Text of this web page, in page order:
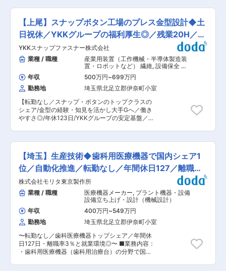
あり、現在、物流業界では【3PL】と呼ばれる、
お客様の物流部門を丸ごと請け負うサービスが主
流となっていますが、私たちは物流を単なる「コ
スト」ではなく「価値」として捉え、全方位の物
流ノウハウを駆使して最適な物流を実現します。
■当社の特徴 ・全国ネットワーク：物流拠点90
か所／保有車輌1,500台 ・キャリアの広がり：
「物流×健康×環境」の多角事業で、働きながら成
長できる環境 ■当社について： 当社は、1965年
創業・創業60年超／売上542億円（2025年3月
期）／従業員4,000名を擁する安定基盤を持つ総
合物流企業です。 「動脈物流（納品）」と「静脈
物流（廃棄・リサイクル）」を自社で一貫して担
し、物流・健康・環境の3軸でサービスを提供し
ております。 また、食品物流に特化したコールド
DX推進に加えて、地域スポーツ支援などCSR活
動にも積極的に取り組んでおります。 変更の範
囲：会社の定める業務
て、建築資材を現場まで届ける配送業務スタッフ
を募集します。 1日あたり20〜30件を既存社員で
割り振り、1人あたり平均6件前後をお任せしま
す。※夕方には帰社可能。 ■業務詳細： 当社で扱
う「資材」を建築現場までお届けする配送業務で
す車両は1〜3tの平トラック(MT車)で、エリアは
埼玉県内が8割、東京や千葉・北関東が2割程度で
す。 「建築資材」のため商材が幅広いですが、ペ
ットボトル1本分程度のものから冷蔵庫程度サイ
ズの給湯器など。※大きなものは複数名でお任せ
するのでご安心ください。 ■1日の流れ(例)： ・
8:30〜：事務所もしくは自宅から出発 ★配送★
・14:30：配送の合間に昼食休憩 ・15:00：事務
所へ帰社 ・15:00〜：翌日分の準備 ・17:30：帰
宅 配送先の多くは埼玉県内です。 ※配送先によっ
ては早出となる場合もありますが、その分早く終
全員でサポートする体制が整っていますので未経
験の方も安心です。 実際に異業種出身で未経験入
社した方も現在活躍中です。 入社から業務に慣れ
るまで(目安半年程度)は先輩社員が同行します。
■こんな方におすすめ： 正社員としてキャリアを
歩みたい・手に職つけて働きたい方をはじめ、引
っ越し業界出身の方、現場やドライバー経験のあ
る方も大歓迎。 一人で黙々仕事をした方にもぴっ
たりな環境です。 当社の顔として配送先の方々と
も気持ちの良いコミュニケーションを取ってくだ
さることを期待しています。 ■当ポジションの魅
力： 当社の方針を社員一人一人が体現しており、
現場における過度な負担や残業が発生しない文化
や片付けなどはチーム全員で実施) ATの限定解
【上尾】スナップボタン工場のプレス金型設計◆土
日祝休／YKKグループの福利厚生◎／残業20H／駅
近
YKKスナップファスナー株式会社
業種 / 職種
産業用装置（工作機械・半導体製造装
置・ロボットなど） 繊維, 設備保全 プ
レス金型
年収 500万円~699万円
勤務地
埼玉県北足立郡伊奈町小室
【転勤なし／スナップ・ボタンのトップクラスの
シェア/金型の経験・知見を活かし大手Gへ／働き
やすさ◎/年休123日/YKKグループの安定基盤／電
計をおまかせいたします。 ユーザーである製造部
門と物理的にも距離が近い為、アイデアから形に
した装置や金型がすぐに現場で活躍する姿を見る
ことができます。ものづくりの醍醐味と確かな達
成感を実感できます。 ＜業務詳細＞ ・プレス金
型設計（新規）、立ち上げ、保守 ・既存プレス金
型の改善設計（生産性、品質向上に貢献） ・現場
とのやり取り ・簡単な生産設備のメンテナンス
・社内製造部門や外注協力工場に対する技術指
導、調整方法指導など ＜おまかせする業務＞ プ
レス金型設計をおまかせします。先輩社員にわか
らないことはいつでも聞ける環境です。 ※生産設
備全体でなく、金型スペシャリスト（新たな金型
の設計や、既存の金型の改善、金型のメンテナン
スなど）としてご活躍いただくことを想定してお
ります。 ※プレス金型の設計、組立、立ち上げは
【埼玉】生産技術◆歯科用医療機器で国内シェア1
位／自動化推進／転勤なし／年間休日127／離職率
3％
株式会社モリタ東京製作所
業種 / 職種
医療機器メーカー, プラント機器・設備
設備立ち上げ・設計（機械設計）
年収
400万円~549万円
勤務地
埼玉県北足立郡伊奈町小室
〜転勤なし／歯科医療機器トップシェア／年間休
日127日・離職率3％と就業環境◎〜 ■業務内容：
・歯科用医療機器（歯科用治療台）の分野で国内